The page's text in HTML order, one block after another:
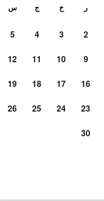
ر خ ج س
2
3
4
5
9
10
11
12
16
17
18
19
23
24
25
26
30